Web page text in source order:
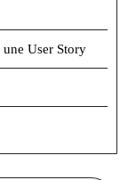
une User Story